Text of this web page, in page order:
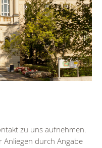
zu uns aufnehmen.
Anliegen durch Angabe